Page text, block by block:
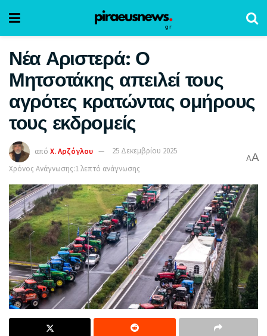
Νέα Αριστερά: Ο
Μητσοτάκης απειλεί τους
αγρότες κρατώντας ομήρους
τους εκδρομείς
από Χ. Αρζόγλου
25 Δεκεμβρίου 2025
Χρόνος Ανάγνωσης:1 λεπτό ανάγνωσης
AA